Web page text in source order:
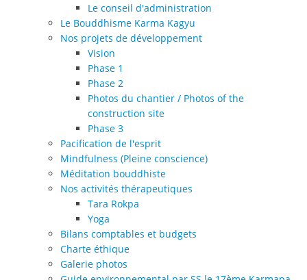
Le conseil d'administration
Le Bouddhisme Karma Kagyu
Nos projets de développement
Vision
Phase 1
Phase 2
Photos du chantier / Photos of the
construction site
Phase 3
Pacification de l'esprit
Mindfulness (Pleine conscience)
Méditation bouddhiste
Nos activités thérapeutiques
Tara Rokpa
Yoga
Bilans comptables et budgets
Charte éthique
Galerie photos